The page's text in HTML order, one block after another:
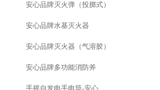
安心品牌灭火弹（投掷式）
安心品牌水基灭火器
安心品牌灭火器（气溶胶）
安心品牌多功能消防斧
手摇自发电手电筒-安心